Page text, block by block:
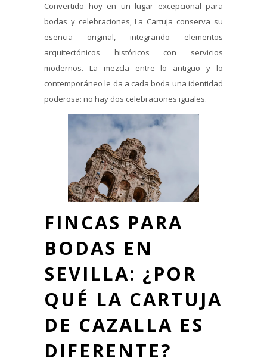
Convertido hoy en un lugar excepcional para
bodas y celebraciones, La Cartuja conserva su
esencia original, integrando elementos
arquitectónicos históricos con servicios
modernos. La mezcla entre lo antiguo y lo
contemporáneo le da a cada boda una identidad
poderosa: no hay dos celebraciones iguales.
FINCAS PARA
BODAS EN
SEVILLA: ¿POR
QUÉ LA CARTUJA
DE CAZALLA ES
DIFERENTE?